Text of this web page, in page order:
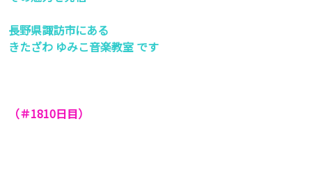
長野県諏訪市にある
きたざわ ゆみこ音楽教室 です
（＃1810日目）